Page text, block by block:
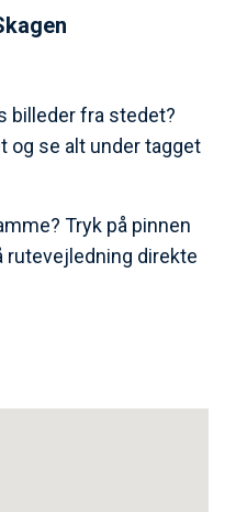
billeder fra stedet?
og se alt under tagget
Tryk på pinnen
rutevejledning direkte